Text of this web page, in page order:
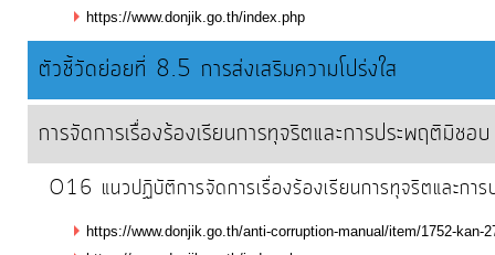
https://www.donjik.go.th/index.php
ตัวชี้วัดย่อยที่ 8.5 การส่งเสริมความโปร่งใส
การจัดการเรื่องร้องเรียนการทุจริตและการประพฤติมิชอบ
O16 แนวปฏิบัติการจัดการเรื่องร้องเรียนการทุจริตและกา
https://www.donjik.go.th/anti-corruption-manual/item/1752-kan-